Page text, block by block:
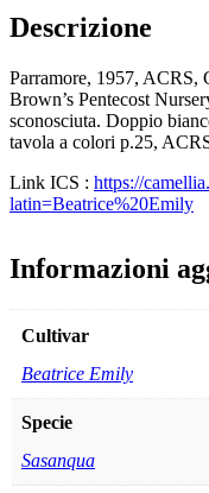
Descrizione
Parramore, 1957, ACRS,
Brown’s Pentecost
sconosciuta. Doppio
tavola a colori p.25,
Link ICS : https://
latin=Beatrice%20Emily
Informazioni
Cultivar
Beatrice Emily
Specie
Sasanqua